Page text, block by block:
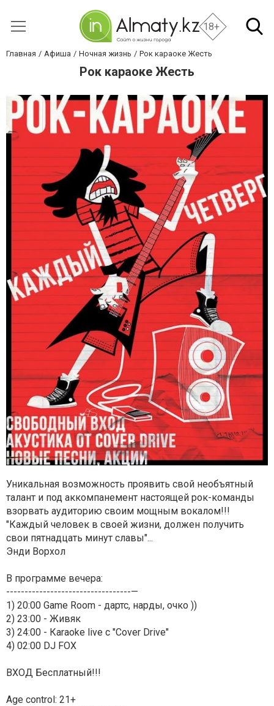
18+
Главная Афиша Ночная жизнь Рок караоке Жесть
Рок караоке Жесть
Уникальная возможность проявить свой необъятный
талант и под аккомпанемент настоящей рок-команды
взорвать аудиторию своим мощным вокалом!!!
"Каждый человек в своей жизни, должен получить
свои пятнадцать минут славы"...
Энди Ворхол
В программе вечера:
----------------------------------—
1) 20:00 Game Room - дартс, нарды, очко ))
2) 23:00 - Живяк
3) 24:00 - Каraoke live с "Сover Drive"
4) 02:00 DJ FOX
ВХОД Бесплатный!!!
Age control: 21+